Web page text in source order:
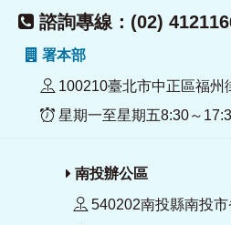
諮詢專線：(02)
署本部
100210臺北市中正區福州
星期一至星期五8:30～
南投辦公區
540202南投縣南投